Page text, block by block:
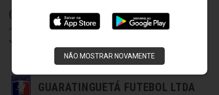
NÃO MOSTRAR NOVAMENTE
(2) 40' (2)
GUARATINGUETÁ FUTEBOL LTDA